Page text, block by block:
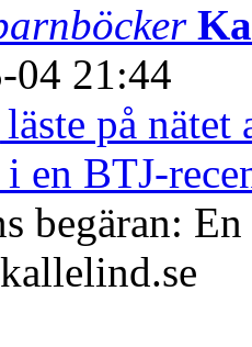
04 21:44
på nätet
en BTJ-
begäran: